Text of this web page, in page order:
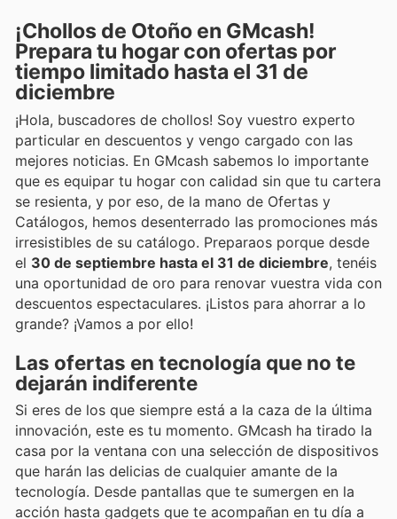
¡Chollos de Otoño en GMcash!
Prepara tu hogar con ofertas por
tiempo limitado hasta el 31 de
diciembre
¡Hola, buscadores de chollos! Soy vuestro experto
particular en descuentos y vengo cargado con las
mejores noticias. En GMcash sabemos lo importante
que es equipar tu hogar con calidad sin que tu cartera
se resienta, y por eso, de la mano de Ofertas y
Catálogos, hemos desenterrado las promociones más
irresistibles de su catálogo. Preparaos porque desde
el 30 de septiembre hasta el 31 de diciembre, tenéis
una oportunidad de oro para renovar vuestra vida con
descuentos espectaculares. ¡Listos para ahorrar a lo
grande? ¡Vamos a por ello!
Las ofertas en tecnología que no te
dejarán indiferente
Si eres de los que siempre está a la caza de la última
innovación, este es tu momento. GMcash ha tirado la
casa por la ventana con una selección de dispositivos
que harán las delicias de cualquier amante de la
tecnología. Desde pantallas que te sumergen en la
acción hasta gadgets que te acompañan en tu día a